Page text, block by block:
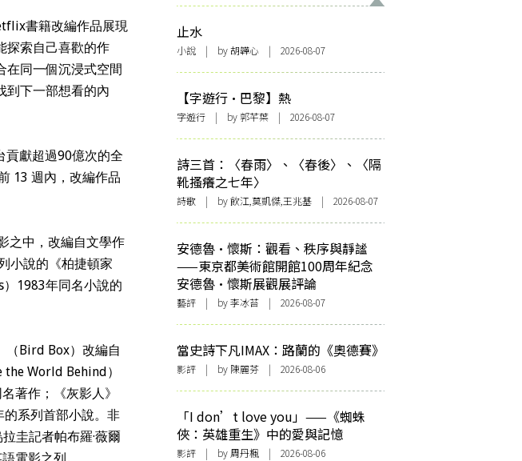
書籍改編作品展現
探索自己喜歡的作
在同一個沉浸式空間
到下一部想看的內
貢獻超過90億次的全
13 週內，改編作品
之中，改編自文學作
小說的《柏捷頓家
1983年同名小說的
（Bird Box）改編自
World Behind）
著作；《灰影人》
的系列首部小說。非
圭記者帕布羅·薇爾
止水
小說 | by 胡韡心 | 2026-08-07
【字遊行·巴黎】熱
字遊行 | by 郭芊葉 | 2026-08-07
詩三首：〈春雨〉、〈春後〉、〈隔
靴搔癢之七年〉
詩歌 | by 飲江,莫凱傑,王兆基 | 2026-08-07
安德魯·懷斯：觀看、秩序與靜謐
——東京都美術館開館100周年紀念
安德魯·懷斯展觀展評論
藝評 | by 李冰苔 | 2026-08-07
當史詩下凡IMAX：路蘭的《奧德賽》
影評 | by 陳麗芬 | 2026-08-06
「I don’t love you」——《蜘蛛
俠：英雄重生》中的愛與記憶
影評 | by 周丹楓 | 2026-08-06